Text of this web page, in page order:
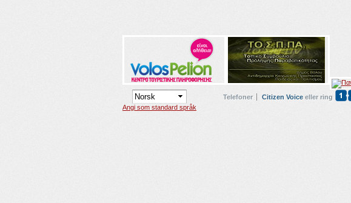
Angi som standard språk
Telefoner Citizen Voice eller ring